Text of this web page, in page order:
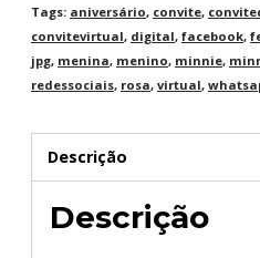
Tags: aniversário, convite,
convitevirtual, digital, facebook,
jpg, menina, menino, minnie,
redessociais, rosa, virtual,
Descrição
Descrição